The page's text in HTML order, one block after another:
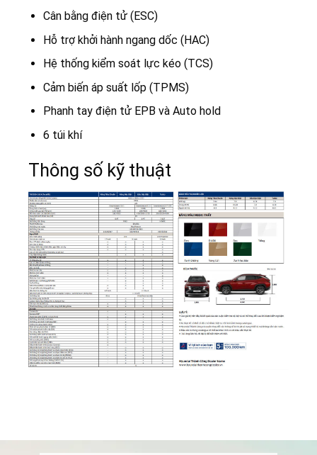
Cân bằng điện tử (ESC)
Hỗ trợ khởi hành ngang dốc (HAC)
Hệ thống kiểm soát lực kéo (TCS)
Cảm biến áp suất lốp (TPMS)
Phanh tay điện tử EPB và Auto hold
6 túi khí
Thông số kỹ thuật